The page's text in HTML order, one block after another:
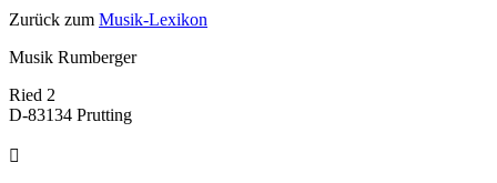
Zurück zum Musik-Lexikon
Musik Rumberger
Ried 2
D-83134 Prutting
